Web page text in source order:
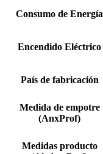
Consumo de Energía
Encendido Eléctrico
País de fabricación
Medida de empotre
(AnxProf)
Medidas producto